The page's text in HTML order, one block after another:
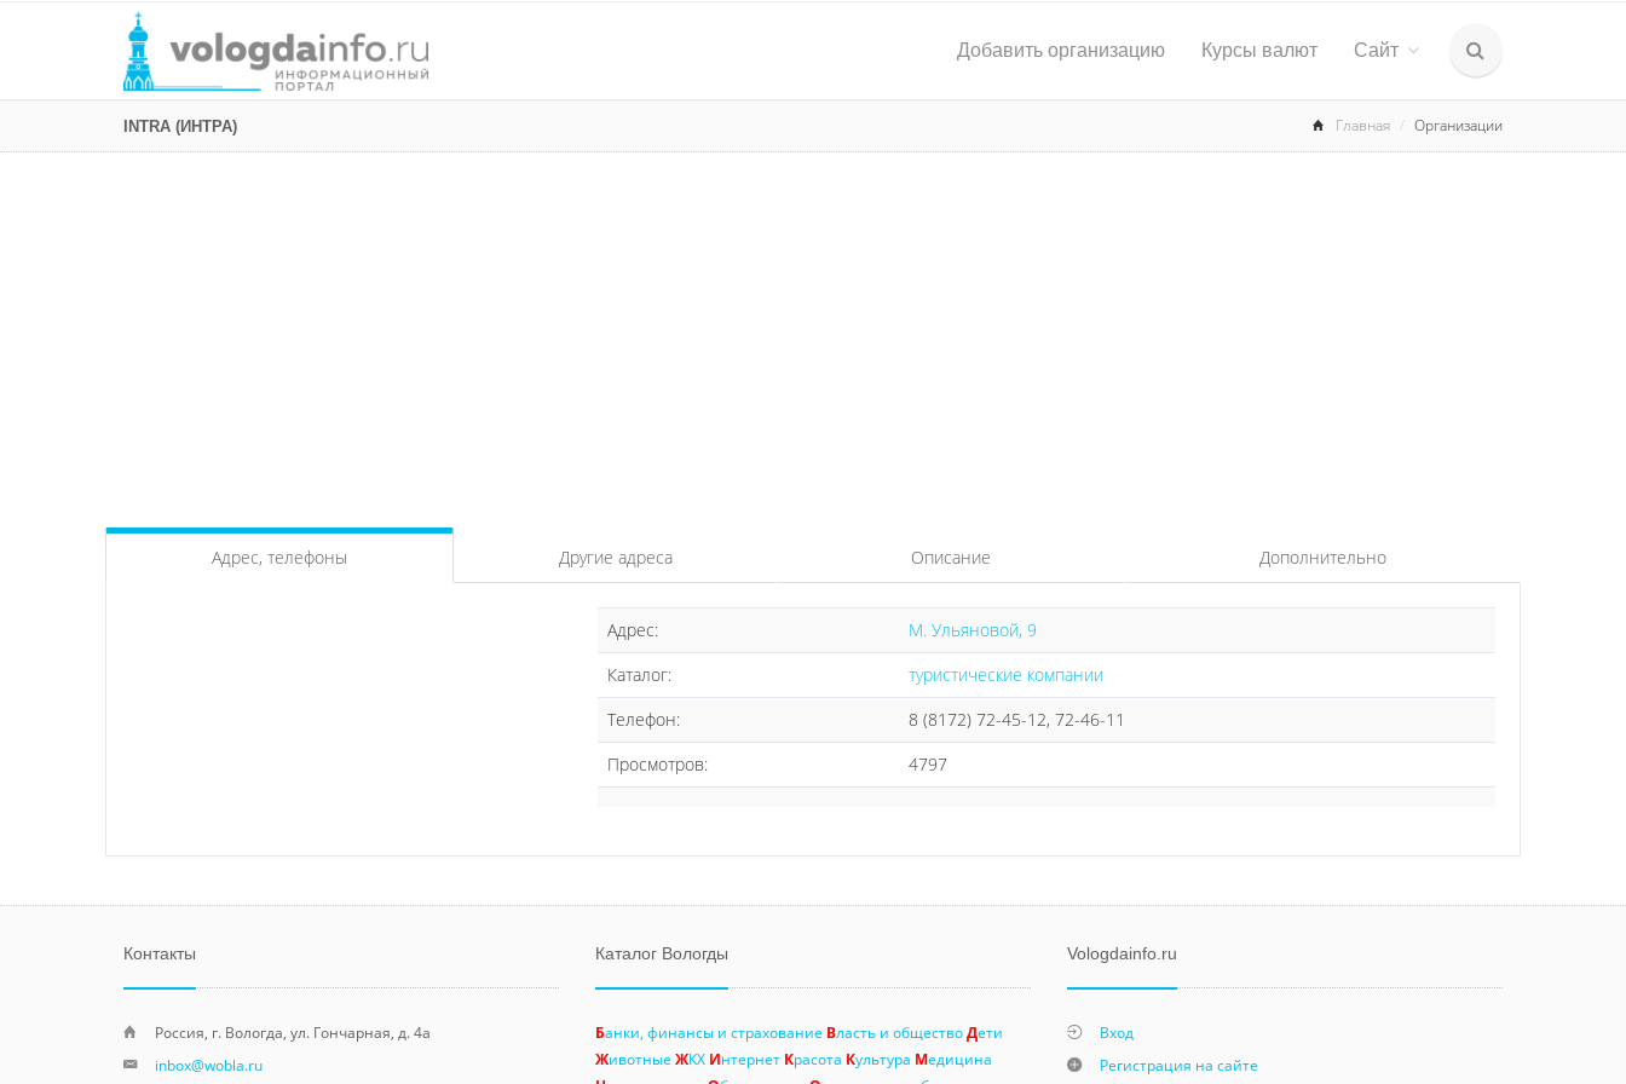
Добавить организацию Курсы валют Сайт
INTRA (ИНТРА) Главная Организации
Адрес, телефоны Другие адреса Описание Дополнительно
Адрес:
М. Ульяновой, 9
Каталог:
туристические компании
Телефон:
8 (8172) 72-45-12, 72-46-11
Просмотров:
4797
Контакты
Россия, г. Вологда, ул. Гончарная, д. 4а
inbox@wobla.ru
Каталог Вологды
Банки, финансы и страхование Власть и обществоДети
Животные ЖКХ Интернет Красота Культура Медицина
Vologdainfo.ru
Вход
Регистрация на сайте